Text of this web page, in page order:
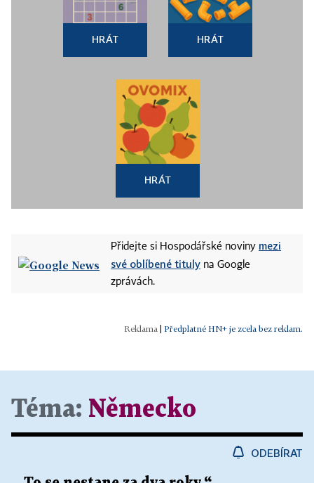
HRÁT HRÁT
HRÁT
Přidejte si Hospodářské noviny mezi
své oblíbené tituly na Google
zprávách.
Předplatné HN+ je zcela bez reklam.
Téma: Německo
ODEBÍRAT